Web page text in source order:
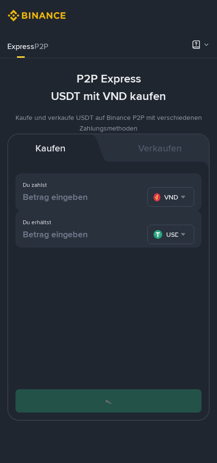
ExpressP2P
P2P Express
USDT mit VND kaufen
Kaufe und verkaufe USDT auf Binance P2P mit verschiedenen
Zahlungsmethoden
Kaufen Verkaufen
Du zahlst
VND
Du erhältst
USDT